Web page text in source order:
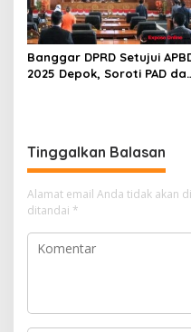
Banggar DPRD Setujui
2025 Depok, Soroti PAD
Tinggalkan Balasan
Alamat email Anda tidak akan
ditandai *